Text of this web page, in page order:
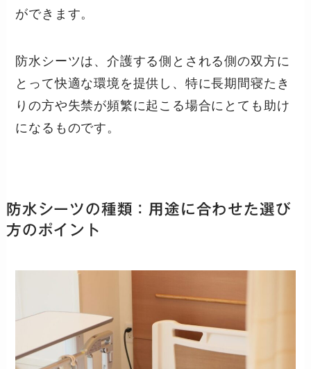
ができます。
防水シーツは、介護する側とされる側の双方に
とって快適な環境を提供し、特に長期間寝たき
りの方や失禁が頻繁に起こる場合にとても助け
になるものです。
防水シーツの種類：用途に合わせた選び
方のポイント